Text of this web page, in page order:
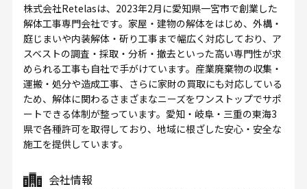
株式会社Retelasは、2023年2月に愛知県一宮市で創業した
解体工事専門会社です。家屋・建物の解体をはじめ、外構・
庭じまいや内装解体・斫り工事まで幅広く対応しており、ア
スベストの調査・採取・分析・撤去といった高い専門性が求
められる工事も自社で手がけています。産業廃棄物の収集・
運搬・処分や造成工事、さらに家財の買取にも対応している
ため、解体に関わるさまざまなニーズをワンストップでサポ
ートできる体制が整っています。愛知・岐阜・三重の東海3
県で各種許可を取得しており、地域に根ざした安心・安全な
施工を提供しています。
会社情報